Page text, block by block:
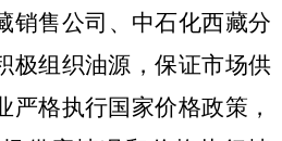
销售公司 、 中石化西藏分
极组织油源，保证市场供
严格执行国家价格政策，